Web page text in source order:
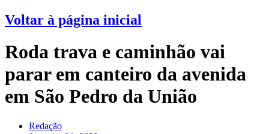
Voltar à página inicial
Roda trava e caminhão vai
parar em canteiro da avenida
em São Pedro da União
Redação